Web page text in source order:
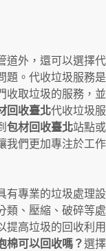
道外，還可以選擇代
題。代收垃圾服務是
收取垃圾的服務，並
回收臺北代收垃圾服
包材回收臺北站點或
我們更加專注於工作
有專業的垃圾處理設
類、壓縮、破碎等處
提高垃圾的回收利用
棉可以回收嗎？選擇